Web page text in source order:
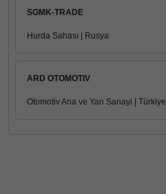
SGMK-TRADE
Hurda Sahası | Rusya
ARD OTOMOTIV
Otomotiv Ana ve Yan Sanayi | Türkiye